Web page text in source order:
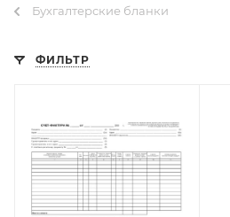
Бухгалтерские бланки
ФИЛЬТР